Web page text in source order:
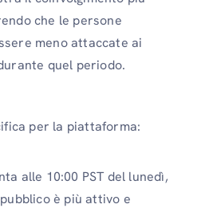
che le persone
meno attaccate ai
quel periodo.
per la piattaforma:
alle 10:00 PST del lunedì,
è più attivo e